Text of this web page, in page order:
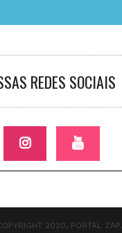
REDES SOCIAIS
2020, PORTAL ZAP.